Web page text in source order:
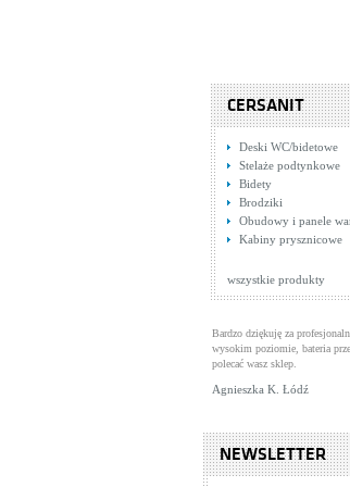
CERSANIT
Deski WC/bidetowe
Stelaże podtynkowe
Bidety
Brodziki
Obudowy i panele
Kabiny prysznicowe
wszystkie produkty
Bardzo dziękuję za
wysokim poziomie, bateria
polecać wasz sklep.
Agnieszka K. Łódź
NEWSLETTER